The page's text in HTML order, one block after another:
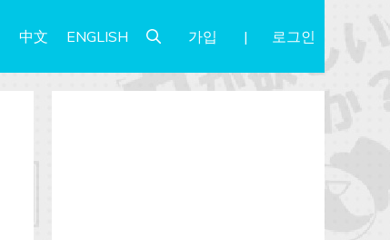
中文 ENGLISH 가입 로그인